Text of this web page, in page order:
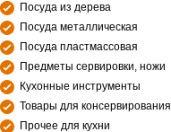
Посуда из дерева
Посуда металлическая
Посуда пластмассовая
Предметы сервировки, ножи
Кухонные инструменты
Товары для консервирования
Прочее для кухни